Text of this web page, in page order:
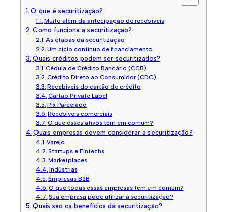
O que é securitização?
Muito além da antecipação de recebíveis
Como funciona a securitização?
As etapas da securitização
Um ciclo contínuo de financiamento
Quais créditos podem ser securitizados?
Cédula de Crédito Bancário (CCB)
Crédito Direto ao Consumidor (CDC)
Recebíveis do cartão de crédito
Cartão Private Label
Pix Parcelado
Recebíveis comerciais
O que esses ativos têm em comum?
Quais empresas devem considerar a securitização?
Varejo
Startups e Fintechs
Marketplaces
Indústrias
Empresas B2B
O que todas essas empresas têm em comum?
Sua empresa pode utilizar a securitização?
Quais são os benefícios da securitização?